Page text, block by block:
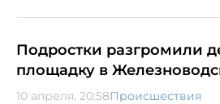
Подростки разгромили
площадку в
10 апреля, 20:58Происшествия